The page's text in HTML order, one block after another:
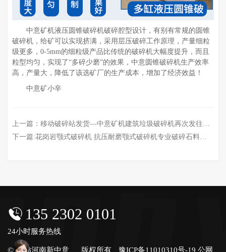
中意矿机液压圆锥破碎机破碎腔型设计，有别有常规的圆锥
破碎机，给矿可以实现挤满，采用层压破碎工作原理，产量细粒
级更多，0-5mm的细粒级产品比传统的破碎机大幅度提升，而且
粒型均匀，实现了“多碎少磨”的效果，中意圆锥破碎机生产效率
高，产量大，降低了该选矿厂的生产成本，增加了经济效益！
中意矿小辛
上一篇：移动破碎站发货—中意矿机建筑垃圾破碎机再次发往浙江杭州
下一篇:花岗岩颚式破碎机 抗压耐磨颚式破碎机专业破碎石料中的硬骨头
135 2302 0101
24小时服务热线
© 2023河南新中意 版权所有 豫ICP备11010310号-19 公网